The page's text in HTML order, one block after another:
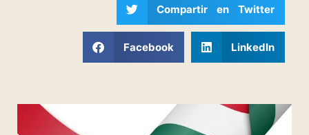
Compartir en Twitter
Facebook LinkedIn